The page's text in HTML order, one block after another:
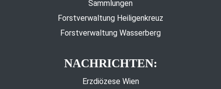
Sammlungen
Forstverwaltung Heiligenkreuz
Forstverwaltung Wasserberg
NACHRICHTEN:
Erzdiözese Wien